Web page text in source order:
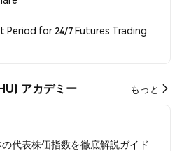
Period for 24/7 Futures Trading
アカデミー もっと
代表株価指数を徹底解説ガイド